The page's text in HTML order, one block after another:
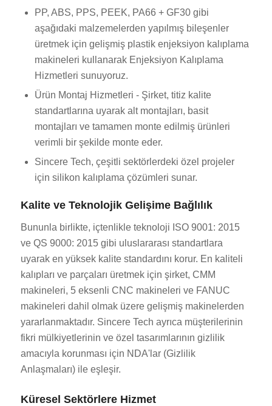
PP, ABS, PPS, PEEK, PA66 + GF30 gibi
aşağıdaki malzemelerden yapılmış bileşenler
üretmek için gelişmiş plastik enjeksiyon kalıplama
makineleri kullanarak Enjeksiyon Kalıplama
Hizmetleri sunuyoruz.
Ürün Montaj Hizmetleri - Şirket, titiz kalite
standartlarına uyarak alt montajları, basit
montajları ve tamamen monte edilmiş ürünleri
verimli bir şekilde monte eder.
Sincere Tech, çeşitli sektörlerdeki özel projeler
için silikon kalıplama çözümleri sunar.
Kalite ve Teknolojik Gelişime Bağlılık
Bununla birlikte, içtenlikle teknoloji ISO 9001: 2015
ve QS 9000: 2015 gibi uluslararası standartlara
uyarak en yüksek kalite standardını korur. En kaliteli
kalıpları ve parçaları üretmek için şirket, CMM
makineleri, 5 eksenli CNC makineleri ve FANUC
makineleri dahil olmak üzere gelişmiş makinelerden
yararlanmaktadır. Sincere Tech ayrıca müşterilerinin
fikri mülkiyetlerinin ve özel tasarımlarının gizlilik
amacıyla korunması için NDA'lar (Gizlilik
Anlaşmaları) ile eşleşir.
Küresel Sektörlere Hizmet